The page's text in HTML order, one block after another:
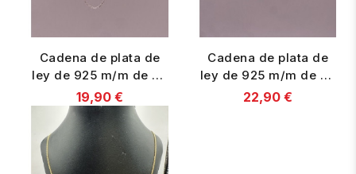
Cadena de plata de
ley de 925 m/m de 45
cms. de largo.
19,90 €
Cadena de plata de
ley de 925 m/m de 45
cms. de largo
22,90 €